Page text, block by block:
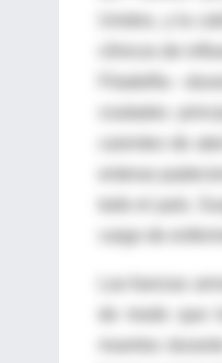
Unidos, y la
Filadelfia
ciudades
carentes de
enteras
todo el país.
cargo de
Las fuerzas
muertos